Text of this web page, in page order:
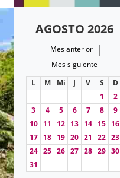
AGOSTO 2026
Mes anterior |
Mes siguiente
L
M Mi J V S
D
1
2
3
4 5 6 7 8
9
10 11 12 13 14 15 16
17 18 19 20 21 22 23
24 25 26 27 28 29 30
31